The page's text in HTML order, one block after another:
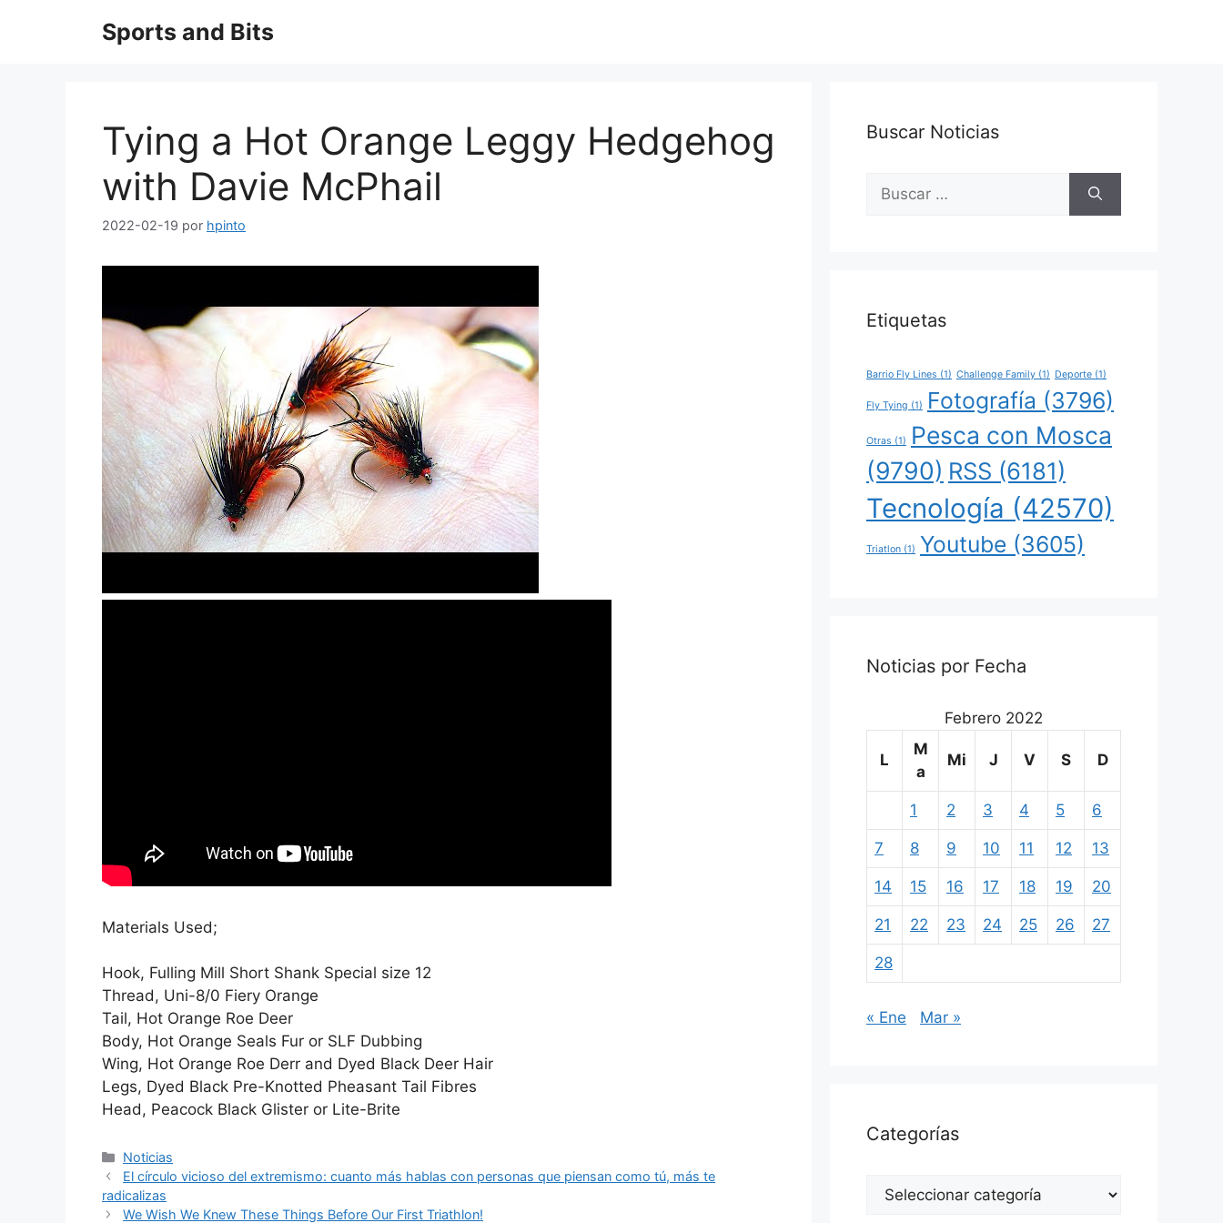
Sports and Bits
Tying a Hot Orange Leggy Hedgehog
with Davie McPhail
2022-02-19 por hpinto
Materials Used;
Hook, Fulling Mill Short Shank Special size 12
Thread, Uni-8/0 Fiery Orange
Tail, Hot Orange Roe Deer
Body, Hot Orange Seals Fur or SLF Dubbing
Wing, Hot Orange Roe Derr and Dyed Black Deer Hair
Legs, Dyed Black Pre-Knotted Pheasant Tail Fibres
Head, Peacock Black Glister or Lite-Brite
Categorías
Noticias
El círculo vicioso del extremismo: cuanto más hablas con personas que piensan como tú, más te
radicalizas
We Wish We Knew These Things Before Our First Triathlon!
Buscar Noticias
Buscar:
Etiquetas
Barrio Fly Lines (1) Challenge Family (1) Deporte (1)
Fly Tying (1) Fotografía (3796)
Otras (1)
Pesca con Mosca
(9790) RSS (6181)
Tecnología (42570)
Triatlon (1) Youtube (3605)
Noticias por Fecha
Febrero 2022
L
M
a
Mi J V S D
1 2 3 4 5 6
7 8 9 10 11 12 13
14 15 16 17 18 19 20
21 22 23 24 25 26 27
28
« Ene Mar »
Categorías
Categorías